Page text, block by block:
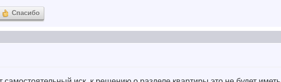
Спасибо